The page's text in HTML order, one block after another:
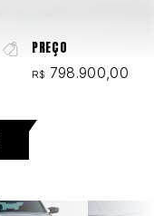
PREÇO
R$ 798.900,00